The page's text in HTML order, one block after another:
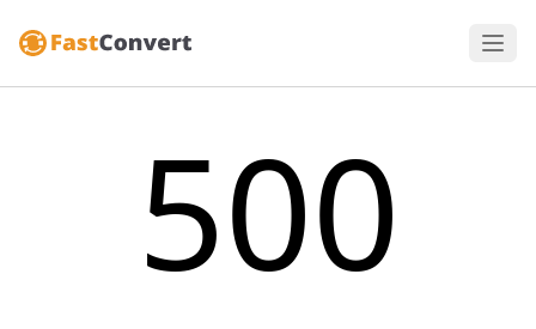
500